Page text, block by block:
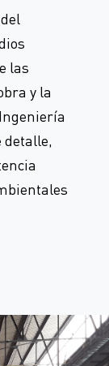
las
y la
detalle,